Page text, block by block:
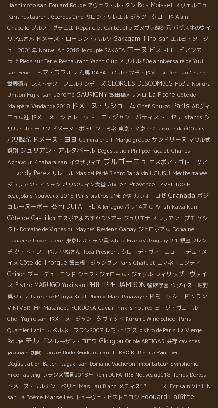
Hashimoto san Foulard Rouge アヴェク・ル・タン Bois Moisset オヴェルニュ
Paris restaurent Georges Cinq サロン・リレエル ジャン・クロード Alain
Chapelle ブルノ・グラニエ Repaire et Cartouche ガヌヴァ醸造元 バザス牛のウイ
リアムさん ドメーヌ・ローラン・バルツ Sakagami Hino-san エルミｒタージ
ュ 2001年 Nouvel An 2018 le couple SAKATA ローヌ ビストロ・ビアンカー
ラ 6 Pieds sur Terre Restaurant Yacht Club オリオル 50e anniversaire de Yuki
san Benoit トマ・ラフォレ 有馬 DABALLO ル・プチ・ドメーヌ Pont au Change
世界遺産 レストラン・フェルナンデーズ GEORGES DESCOMBES Hop'là Nonura
Unison Fujiki san Jerome SAURIGNY 飯田橋メリメロ La Pioche Côte de
Malepère Vendange 2018 ドメーヌ・リショーム Chef Shu-zo Paris ADヴィ
ニュム社 ドメーヌ・シャルロット・エ・ジャン・バティスト・セナ stands シ
リル・ル・モワン ドメーヌ・ポトロン・ミネ 東京・文京 châtaignier de 600 ans
パリ観光 ドメーヌ・ヨヨ Uemura cherf Margo groupe サンドリーヌ マサル式
選別 ジュリアン・アルタベール Dégustation Philippe Pacalet Charles
Aznavour Kitahara san イクザヴィエ ブルゴーニュ エスポア・ゴトーツア
ー Jordy Perez リレール Mas del Périé Bistro Bar à vin UGUISU Méditerranée
ジュリアン・ドゥラン パリのワイン食堂 Aix-en-Provence TAVEL ROSE
Beaujolais Nouveaux 2018 Paris bistros いまでや ルフォーロゼ Granada ボジ
ョレーヌーボー Rémi DUFAITRE Allemagne パリ14区 CPV Ishikawa kun
Côte de Castillon エスポアよろずやつツアー ジュリエナ オレリアン・プチ ゲシ
クト Domaine de Vignes du Maynes Reviens Gamay ジェロボアム Domaine
Laguerre Importateur 東京レストラン業 white France/Uruguay 2:1 銀座フレン
チ ク・ド・フードル 小松さん Toda President クロ・デ・ヴィーニュー・デュ・メ
イヌ Côte de Thongue 飯田橋 ジャングレ Paris Chatelet ロマネ・コンティ
Chinon ブー・デュ・モンド シェフ・ジェローム・ジェグル フィリップ・ヴァイ
ス Bistro MARUGO Yuki san PHILIPPE JAMBON 輪飲学園 ウグイス・紺野
真シェフ Laurence Manya-Krief Phenix Marc Penavayre ドミニック・ドゥラン
VINI VERI Mr. Masanobu FUKUOKA Caviar Pink is not red ミーゾ・ヴェール
Chef Yujiro san ドメーヌ・ジャン・ダヴィッド Kurumé Wine School Paris
Quartier Latin カベルネ・フラン2007 レミ・セデス bistro de Paris La Vierge
Rouge モルゴン レーザン・ゴロワ Glouglou Oriole ARTIGAS 共存 cavistes
japonais 加賀 Louvre Budo Kendo roman 'TERROIR' Bistro Paul Bert
Dégustation Baton Itagaki san Domaine Vacheron Importateur Symphonie
Free Tasting フランス猛暑2018年 Rémi DUFAITRE Nouveau2018 Terres Dorées
ドメーヌ・サルナン・ベリュ Mas Lau Blanc メティス17 ニース Ecrivain Vin LIN
san La Boème Marseilles キューヴェ・ビストロロジ Edouard Laffitte